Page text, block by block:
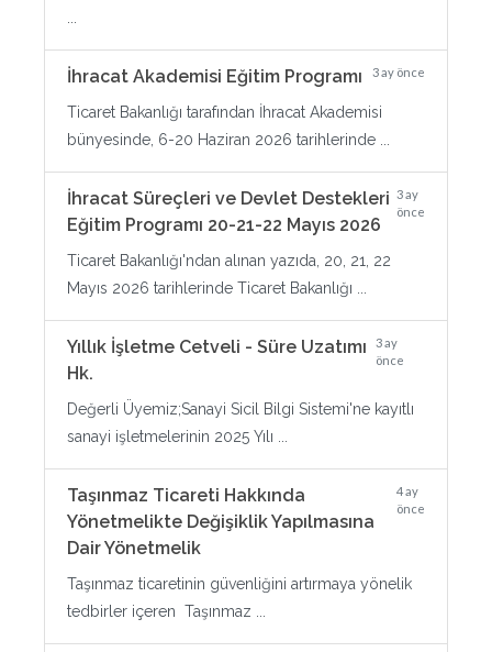
İhracat Akademisi Eğitim Programı 3 ay önce
Ticaret Bakanlığı tarafından İhracat Akademisi
bünyesinde, 6-20 Haziran 2026 tarihlerinde ...
İhracat Süreçleri ve Devlet Destekleri
Eğitim Programı 20-21-22 Mayıs 2026
3 ay
önce
Ticaret Bakanlığı'ndan alınan yazıda, 20, 21, 22
Mayıs 2026 tarihlerinde Ticaret Bakanlığı ...
Yıllık İşletme Cetveli - Süre Uzatımı
Hk.
3 ay
önce
Değerli Üyemiz;Sanayi Sicil Bilgi Sistemi'ne kayıtlı
sanayi işletmelerinin 2025 Yılı ...
Taşınmaz Ticareti Hakkında
Yönetmelikte Değişiklik Yapılmasına
Dair Yönetmelik
4 ay
önce
Taşınmaz ticaretinin güvenliğini artırmaya yönelik
tedbirler içeren Taşınmaz ...